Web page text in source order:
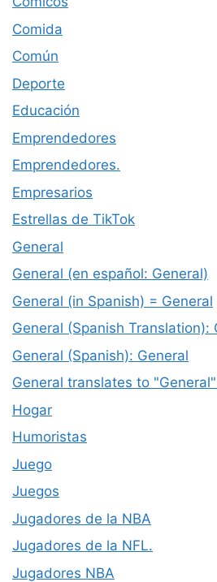
Comida
Común
Deporte
Educación
Emprendedores
Emprendedores.
Empresarios
Estrellas de TikTok
General
General (en español: General)
General (in Spanish) = General
General (Spanish Translation):
General (Spanish): General
General translates to
Hogar
Humoristas
Juego
Juegos
Jugadores de la NBA
Jugadores de la NFL.
Jugadores NBA